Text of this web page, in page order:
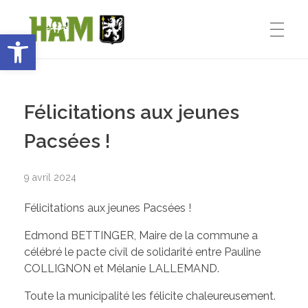
Ouvrir la barre d’outils
Ham-sous-Varsberg
VIE MUNICIPALE
Le Maire : Edmond Bettinger
VIE PRATIQUE
Félicitations aux jeunes
Pacsées !
9 avril 2024
Félicitations aux jeunes Pacsées !
Edmond BETTINGER, Maire de la commune a
célébré le pacte civil de solidarité entre Pauline
COLLIGNON et Mélanie LALLEMAND.
Toute la municipalité les félicite chaleureusement.